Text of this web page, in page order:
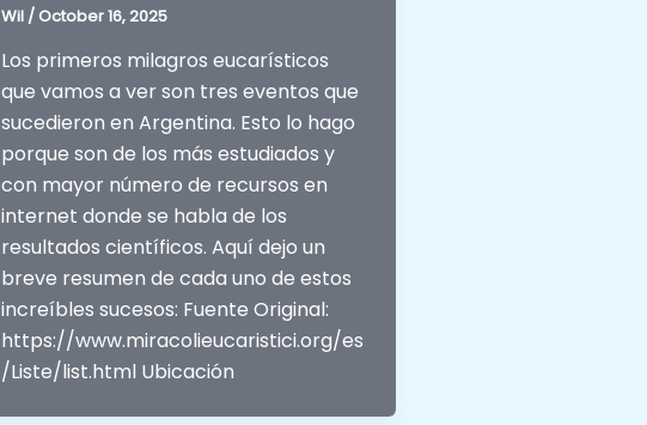
Wil / October 16, 2025
Los primeros milagros eucarísticos
que vamos a ver son tres eventos que
sucedieron en Argentina. Esto lo hago
porque son de los más estudiados y
con mayor número de recursos en
internet donde se habla de los
resultados científicos. Aquí dejo un
breve resumen de cada uno de estos
increíbles sucesos: Fuente Original:
https://www.miracolieucaristici.org/es
/Liste/list.html Ubicación